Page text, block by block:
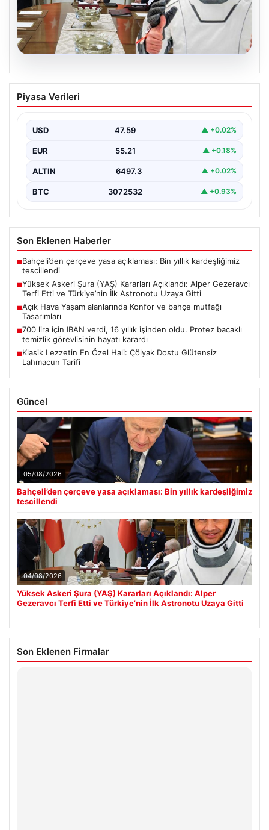
Yüksek Askeri Şura (YAŞ) Kararları
Açıklandı: Alper Gezeravcı Terfi Etti ve
Türkiye’nin savunma ve askerî yapısında önemli dönüm
…
Piyasa Verileri
USD 47.59 ▲ +0.02%
EUR 55.21 ▲ +0.18%
ALTIN 6497.3 ▲ +0.02%
BTC 3072532 ▲ +0.93%
Son Eklenen Haberler
■Bahçeli’den çerçeve yasa açıklaması: Bin yıllık kardeşliğimiz
tescillendi
■Yüksek Askeri Şura (YAŞ) Kararları Açıklandı: Alper Gezeravcı
Terfi Etti ve Türkiye’nin İlk Astronotu Uzaya Gitti
■Açık Hava Yaşam alanlarında Konfor ve bahçe mutfağı
Tasarımları
■700 lira için IBAN verdi, 16 yıllık işinden oldu. Protez bacaklı
temizlik görevlisinin hayatı karardı
■Klasik Lezzetin En Özel Hali: Çölyak Dostu Glütensiz
Lahmacun Tarifi
Güncel
05/08/2026
Bahçeli’den çerçeve yasa açıklaması: Bin yıllık kardeşliğimiz
tescillendi
04/08/2026
Yüksek Askeri Şura (YAŞ) Kararları Açıklandı: Alper
Gezeravcı Terfi Etti ve Türkiye’nin İlk Astronotu Uzaya Gitti
Son Eklenen Firmalar